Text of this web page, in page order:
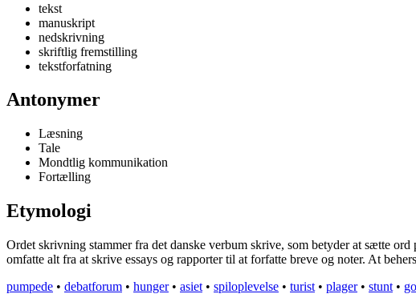
tekst
manuskript
nedskrivning
skriftlig fremstilling
tekstforfatning
Antonymer
Læsning
Tale
Mondtlig kommunikation
Fortælling
Etymologi
Ordet skrivning stammer fra det danske verbum skrive, som betyder at sætte
omfatte alt fra at skrive essays og rapporter til at forfatte breve og noter. At
pumpede • debatforum • hunger• asiet • spiloplevelse • turist • plager• stunt •